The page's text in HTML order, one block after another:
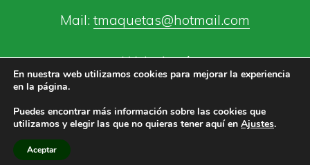
Mail:tmaquetas@hotmail.com
Web:Aquí
Taller Escuela de Maquetas Alter Ego ·
En nuestra web utilizamos cookies para mejorar la experiencia
en la página.
Puedes encontrar más información sobre las cookies que
utilizamos y elegir las que no quieras tener aquí en Ajustes.
Aceptar